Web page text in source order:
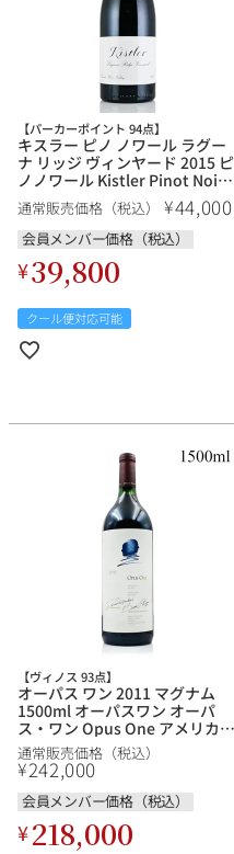
ショッピングガイド
銘柄から探す
ラフィット
オーパス・ワン
生産地から探す
フランス
アメリカ
その他
イタリア
チリ
種類で探す
スパークリング
40,000円〜79,999円
100,000円〜199,999円
200,000円〜499,999円
500,000円〜
お得な情報を受け取る
メルマガ
【パーカーポイント 94点】
キスラー ピノ ノワール ラグー
ナ リッジ ヴィンヤード 2015 ピ
ノノワール Kistler Pinot Noir
Laguna Ridge Vineyard アメリ
カ カリフォルニア 赤ワイン
通常販売価格（税込） ¥44,000
会員メンバー価格（税込）
¥39,800
クール便対応可能
【ヴィノス 93点】
オーパス ワン 2011 マグナム
1500ml オーパスワン オーパ
ス・ワン Opus One アメリカ
カリフォルニア 赤ワイン
通常販売価格（税込）
¥242,000
会員メンバー価格（税込）
¥218,000